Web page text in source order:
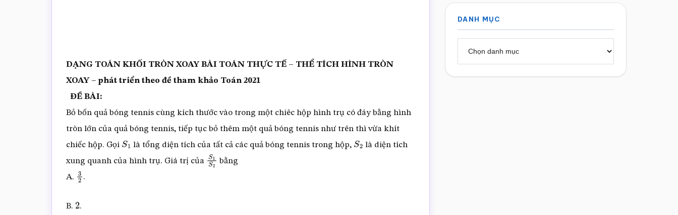
DẠNG TOÁN KHỐI TRÒN XOAY BÀI TOÁN THỰC TẾ – THỂ TÍCH HÌNH TRÒN
XOAY – phát triển theo đề tham khảo Toán 2021
ĐỀ BÀI:
Bỏ bốn quả bóng tennis cùng kích thước vào trong một chiêc hộp hình trụ có đáy bằng hình
tròn lớn của quả bóng tennis, tiếp tục bỏ thêm một quả bóng tennis như trên thì vừa khít
chiếc hộp. Gọi S1 là tổng diện tích của tất cả các quả bóng tennis trong hộp, S2 là diện tích
xung quanh của hình trụ. Giá trị của S1 2
bằng
A. 32.
B. 2.
DANH MỤC